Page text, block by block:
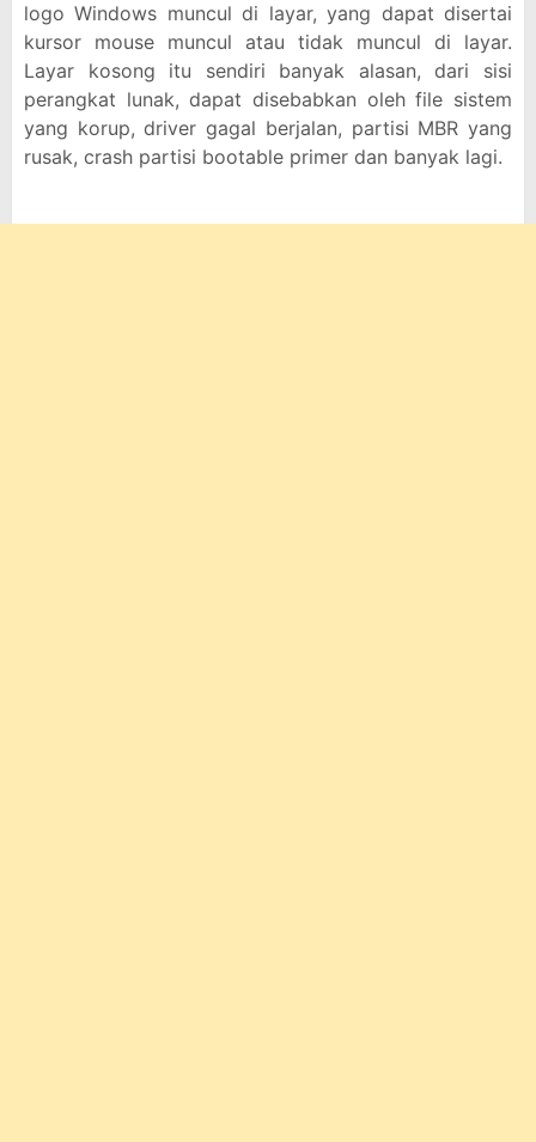
logo Windows muncul di layar, yang dapat disertai
kursor mouse muncul atau tidak muncul di layar.
Layar kosong itu sendiri banyak alasan, dari sisi
perangkat lunak, dapat disebabkan oleh file sistem
yang korup, driver gagal berjalan, partisi MBR yang
rusak, crash partisi bootable primer dan banyak lagi.